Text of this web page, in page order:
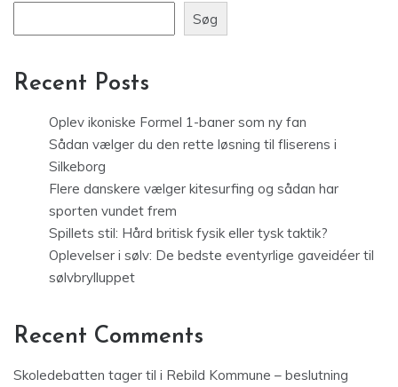
Søg
Recent Posts
Oplev ikoniske Formel 1-baner som ny fan
Sådan vælger du den rette løsning til fliserens i
Silkeborg
Flere danskere vælger kitesurfing og sådan har
sporten vundet frem
Spillets stil: Hård britisk fysik eller tysk taktik?
Oplevelser i sølv: De bedste eventyrlige gaveidéer til
sølvbrylluppet
Recent Comments
Skoledebatten tager til i Rebild Kommune – beslutning